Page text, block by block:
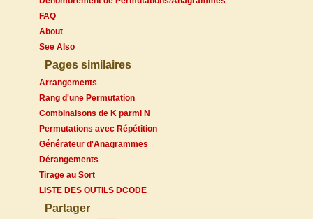
FAQ
About
See Also
Pages similaires
Arrangements
Rang d'une Permutation
Combinaisons de K parmi N
Permutations avec Répétition
Générateur d'Anagrammes
Dérangements
Tirage au Sort
LISTE DES OUTILS DCODE
Partager